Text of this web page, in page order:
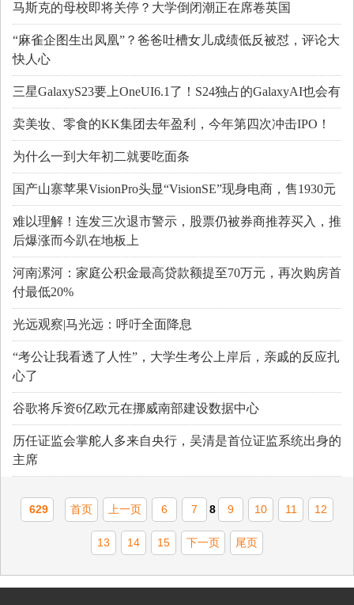
马斯克的母校即将关停？大学倒闭潮正在席卷英国
“麻雀企图生出凤凰”？爸爸吐槽女儿成绩低反被怼，评论大
快人心
三星GalaxyS23要上OneUI6.1了！S24独占的GalaxyAI也会有
卖美妆、零食的KK集团去年盈利，今年第四次冲击IPO！
为什么一到大年初二就要吃面条
国产山寨苹果VisionPro头显“VisionSE”现身电商，售1930元
难以理解！连发三次退市警示，股票仍被券商推荐买入，推
后爆涨而今趴在地板上
河南漯河：家庭公积金最高贷款额提至70万元，再次购房首
付最低20%
光远观察|马光远：呼吁全面降息
“考公让我看透了人性”，大学生考公上岸后，亲戚的反应扎
心了
谷歌将斥资6亿欧元在挪威南部建设数据中心
历任证监会掌舵人多来自央行，吴清是首位证监系统出身的
主席
629 首页 上一页 6 7 8 9 10 11 12
13 14 15 下一页 尾页